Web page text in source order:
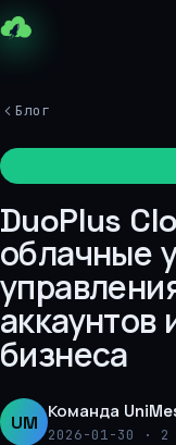
Блог
DuoPlus
облачные
бизнеса
UM Команда
2026-01-30 · 2